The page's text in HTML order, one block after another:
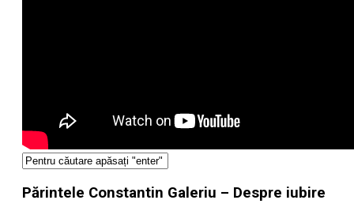
Părintele Constantin Galeriu – Despre iubire